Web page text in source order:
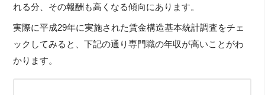
れる分、その報酬も高くなる傾向にあります。
実際に平成29年に実施された賃金構造基本統計調査をチェ
ックしてみると、下記の通り専門職の年収が高いことがわ
かります。